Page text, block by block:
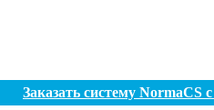
Заказать систему